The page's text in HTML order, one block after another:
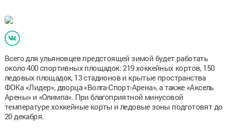
Всего для ульяновцев предстоящей зимой будет работать
около 400 спортивных площадок: 219 хоккейных кортов, 150
ледовых площадок, 13 стадионов и крытые пространства
ФОКа «Лидер», дворца «Волга-Спорт-Арена», а также «Аксель
Арены» и «Олимпа». При благоприятной минусовой
температуре хоккейные корты и ледовые зоны подготовят до
20 декабря.